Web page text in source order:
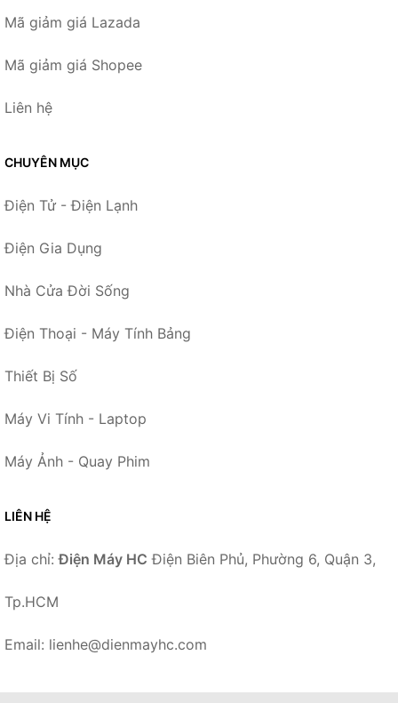
Mã giảm giá Lazada
Mã giảm giá Shopee
Liên hệ
CHUYÊN MỤC
Điện Tử - Điện Lạnh
Điện Gia Dụng
Nhà Cửa Đời Sống
Điện Thoại - Máy Tính Bảng
Thiết Bị Số
Máy Vi Tính - Laptop
Máy Ảnh - Quay Phim
LIÊN HỆ
Địa chỉ:Điện Máy HC Điện Biên Phủ, Phường 6, Quận 3,
Tp.HCM
Email: lienhe@dienmayhc.com